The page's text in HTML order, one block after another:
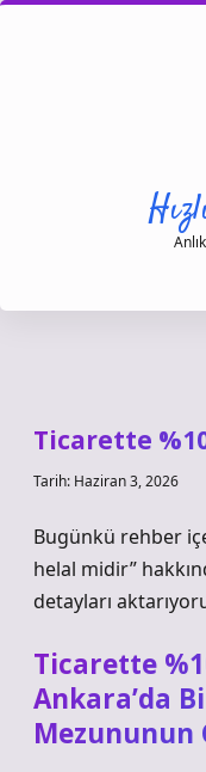
Ticarette
Tarih: Haziran 3, 2026
Bugünkü rehber
helal midir”
detayları
Ticarette
Ankara’da
Mezununun